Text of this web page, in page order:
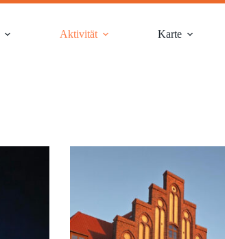
Aktivität Karte